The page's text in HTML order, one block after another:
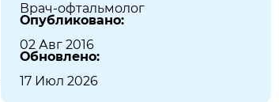
Врач-офтальмолог
Опубликовано:
02 Авг 2016
Обновлено:
17 Июл 2026